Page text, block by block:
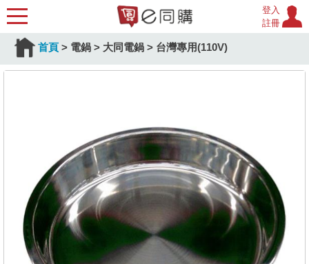
登入
註冊
首頁 > 電鍋 > 大同電鍋 > 台灣專用(110V)